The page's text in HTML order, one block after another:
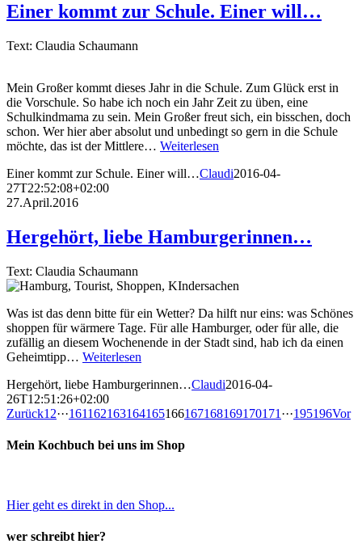
Einer kommt zur Schule. Einer will…
Text: Claudia Schaumann
Mein Großer kommt dieses Jahr in die Schule. Zum Glück erst in
die Vorschule. So habe ich noch ein Jahr Zeit zu üben, eine
Schulkindmama zu sein. Mein Großer freut sich, ein bisschen, doch
schon. Wer hier aber absolut und unbedingt so gern in die Schule
möchte, das ist der Mittlere… Weiterlesen
Einer kommt zur Schule. Einer will…Claudi2016-04-
27T22:52:08+02:00
27.April.2016
Hergehört, liebe Hamburgerinnen…
Text: Claudia Schaumann
Was ist das denn bitte für ein Wetter? Da hilft nur eins: was Schönes
shoppen für wärmere Tage. Für alle Hamburger, oder für alle, die
zufällig an diesem Wochenende in der Stadt sind, hab ich da einen
Geheimtipp… Weiterlesen
Hergehört, liebe Hamburgerinnen…Claudi2016-04-
26T12:51:26+02:00
Zurück1 2···161162163164165166167168169170171 ···195196Vor
Mein Kochbuch bei uns im Shop
Hier geht es direkt in den Shop...
wer schreibt hier?